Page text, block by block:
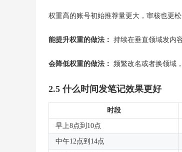
权重高的账号初始推荐量更大，审核也更松
能提升权重的做法： 持续在垂直领域发内
会降低权重的做法： 频繁改名或者换领域
2.5 什么时间发笔记效果更好
时段
早上8点到10点
中午12点到14点